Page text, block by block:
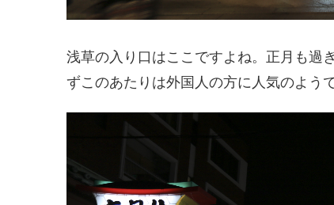
浅草の入り口はここですよね。正月も過
ずこのあたりは外国人の方に人気のようで